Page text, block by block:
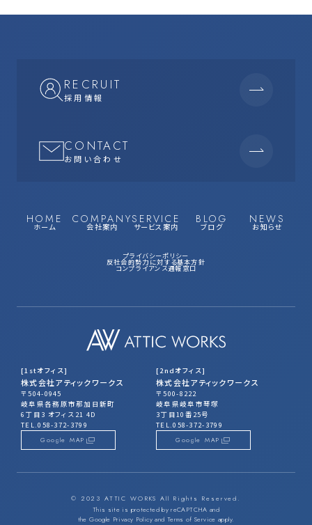
RECRUIT
採用情報
CONTACT
お問い合わせ
[1stオフィス]
株式会社アティックワークス
〒504-0945
岐阜県各務原市那加日新町
6丁目3 オフィス21 4D
TEL.058-372-3799
Google MAP
[2ndオフィス]
株式会社アティックワークス
〒500-8222
岐阜県岐阜市琴塚
3丁目10番25号
TEL.058-372-3799
Google MAP
HOME
ホーム
COMPANY
会社案内
SERVICE
サービス案内
BLOG
ブログ
NEWS
お知らせ
プライバシーポリシー
反社会的勢力に対する基本方針
コンプライアンス通報窓口
© 2023 ATTIC WORKS All Rights Reserved.
This site is protected by reCAPTCHA and
the Google Privacy Policyand Terms of Service apply.